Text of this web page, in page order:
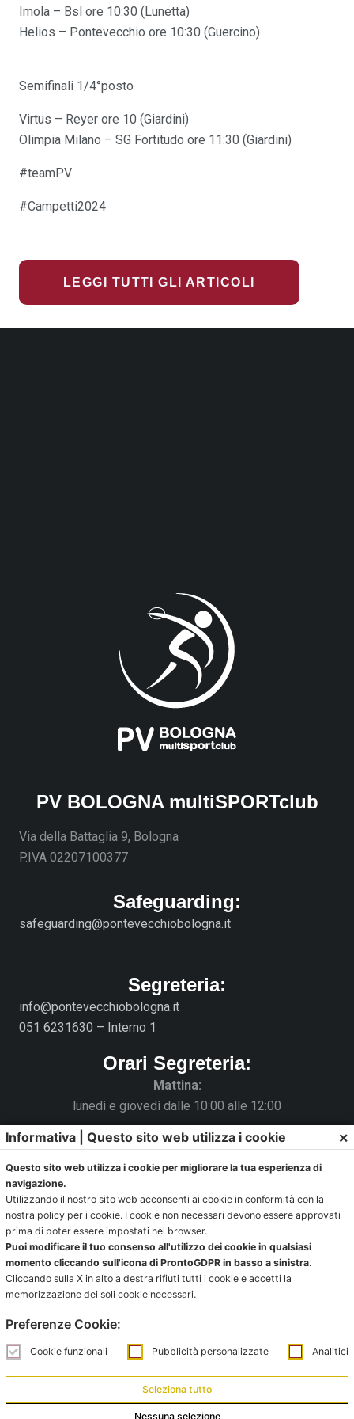
Imola – Bsl ore 10:30 (Lunetta)
Helios – Pontevecchio ore 10:30 (Guercino)
Semifinali 1/4°posto
Virtus – Reyer ore 10 (Giardini)
Olimpia Milano – SG Fortitudo ore 11:30 (Giardini)
#teamPV
#Campetti2024
LEGGI TUTTI GLI ARTICOLI
PV BOLOGNA multiSPORTclub
Via della Battaglia 9, Bologna
P.IVA 02207100377
Safeguarding:
safeguarding@pontevecchiobologna.it
Segreteria:
info@pontevecchiobologna.it
051 6231630 – Interno 1
Orari Segreteria:
Mattina:
lunedì e giovedì dalle 10:00 alle 12:00
Pomeriggio:
da lunedì a giovedì dalle 15:30 alle 18:00
Venerdì chiuso
La Segreteria si trova al C.s. Pertini con accesso da via
Gubellini n.7 al primo piano.
Ufficio impianti:
051 6231630 – Interno 2
Orari Ufficio Impianti:
Informativa | Questo sito web utilizza i cookie ×
Questo sito web utilizza i cookie per migliorare la tua esperienza di
navigazione.
Utilizzando il nostro sito web acconsenti ai cookie in conformità con la
nostra policy per i cookie. I cookie non necessari devono essere approvati
prima di poter essere impostati nel browser.
Puoi modificare il tuo consenso all'utilizzo dei cookie in qualsiasi
momento cliccando sull'icona di ProntoGDPR in basso a sinistra.
Cliccando sulla X in alto a destra rifiuti tutti i cookie e accetti la
memorizzazione dei soli cookie necessari.
Preferenze Cookie:
Cookie funzionali Pubblicità personalizzate Analitici
Seleziona tutto
Nessuna selezione